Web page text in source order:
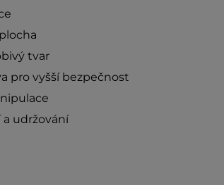
tvar
pro vyšší bezpečnost
udržování